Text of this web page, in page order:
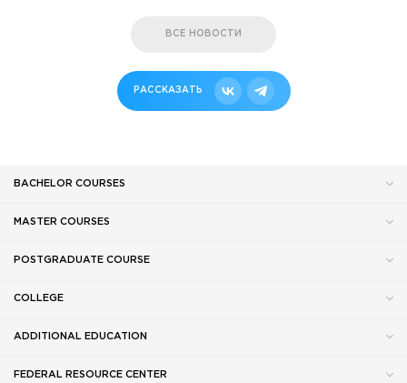
ВСЕ НОВОСТИ
РАССКАЗАТЬ
BACHELOR COURSES
MASTER COURSES
POSTGRADUATE COURSE
COLLEGE
ADDITIONAL EDUCATION
FEDERAL RESOURCE CENTER